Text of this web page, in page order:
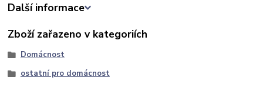
Další informace
Zboží zařazeno v kategoriích
Domácnost
ostatní pro domácnost